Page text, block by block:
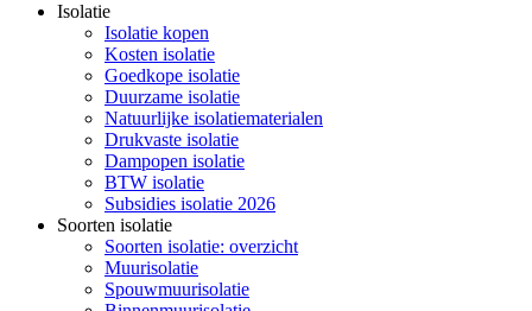
Isolatie
Isolatie kopen
Kosten isolatie
Goedkope isolatie
Duurzame isolatie
Natuurlijke isolatiematerialen
Drukvaste isolatie
Dampopen isolatie
BTW isolatie
Subsidies isolatie 2026
Soorten isolatie
Soorten isolatie: overzicht
Muurisolatie
Spouwmuurisolatie